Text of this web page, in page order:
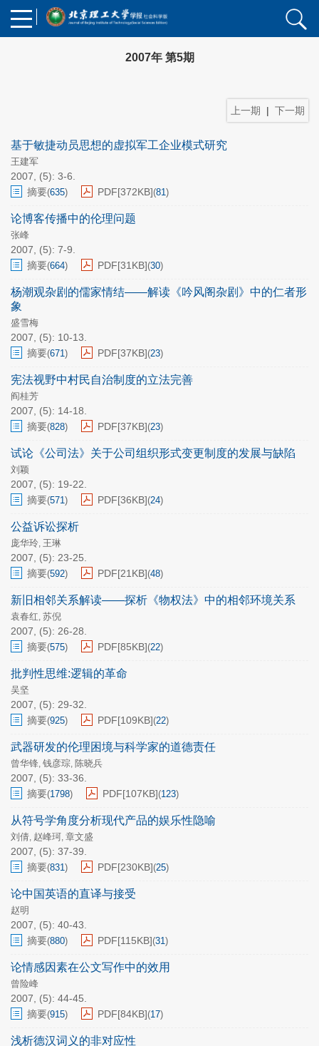
2007年 第5期
上一期 | 下一期
基于敏捷动员思想的虚拟军工企业模式研究
王建军
2007, (5): 3-6.
摘要(635) PDF[372KB](81)
论博客传播中的伦理问题
张峰
2007, (5): 7-9.
摘要(664) PDF[31KB](30)
杨潮观杂剧的儒家情结——解读《吟风阁杂剧》中的仁者形
象
盛雪梅
2007, (5): 10-13.
摘要(671) PDF[37KB](23)
宪法视野中村民自治制度的立法完善
阎桂芳
2007, (5): 14-18.
摘要(828) PDF[37KB](23)
试论《公司法》关于公司组织形式变更制度的发展与缺陷
刘颖
2007, (5): 19-22.
摘要(571) PDF[36KB](24)
公益诉讼探析
庞华玲, 王琳
2007, (5): 23-25.
摘要(592) PDF[21KB](48)
新旧相邻关系解读——探析《物权法》中的相邻环境关系
袁春红, 苏倪
2007, (5): 26-28.
摘要(575) PDF[85KB](22)
批判性思维:逻辑的革命
吴坚
2007, (5): 29-32.
摘要(925) PDF[109KB](22)
武器研发的伦理困境与科学家的道德责任
曾华锋, 钱彦琮, 陈晓兵
2007, (5): 33-36.
摘要(1798) PDF[107KB](123)
从符号学角度分析现代产品的娱乐性隐喻
刘倩, 赵峰珂, 章文盛
2007, (5): 37-39.
摘要(831) PDF[230KB](25)
论中国英语的直译与接受
赵明
2007, (5): 40-43.
摘要(880) PDF[115KB](31)
论情感因素在公文写作中的效用
曾险峰
2007, (5): 44-45.
摘要(915) PDF[84KB](17)
浅析德汉词义的非对应性